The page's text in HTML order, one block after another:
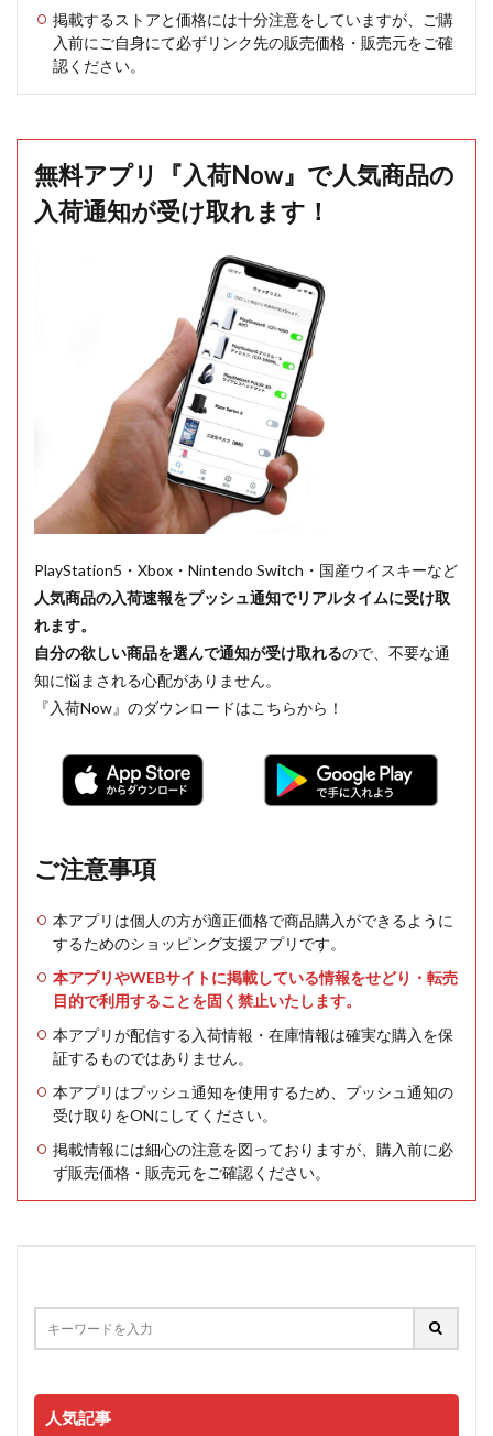
掲載するストアと価格には十分注意をしていますが、ご購
入前にご自身にて必ずリンク先の販売価格・販売元をご確
認ください。
無料アプリ『入荷Now』で人気商品の
入荷通知が受け取れます！
PlayStation5・Xbox・Nintendo Switch・国産ウイスキーなど
人気商品の入荷速報をプッシュ通知でリアルタイムに受け取
れます。
自分の欲しい商品を選んで通知が受け取れるので、不要な通
知に悩まされる心配がありません。
『入荷Now』のダウンロードはこちらから！
ご注意事項
本アプリは個人の方が適正価格で商品購入ができるように
するためのショッピング支援アプリです。
本アプリやWEBサイトに掲載している情報をせどり・転売
目的で利用することを固く禁止いたします。
本アプリが配信する入荷情報・在庫情報は確実な購入を保
証するものではありません。
本アプリはプッシュ通知を使用するため、プッシュ通知の
受け取りをONにしてください。
掲載情報には細心の注意を図っておりますが、購入前に必
ず販売価格・販売元をご確認ください。
人気記事